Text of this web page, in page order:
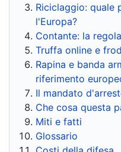
Riciclaggio: quale
l'Europa?
Contante: la
Truffa online e
Rapina e banda
riferimento
Il mandato
Che cosa questa
Miti e fatti
Glossario